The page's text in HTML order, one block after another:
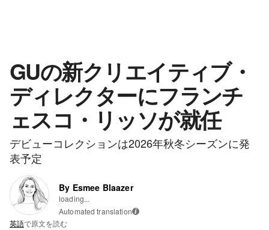
GUの新クリエイティブ・
ディレクターにフランチ
ェスコ・リッソが就任
デビューコレクションは2026年秋冬シーズンに発
表予定
By Esmee Blaazer
loading...
Automated translation i
英語で原文を読む